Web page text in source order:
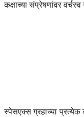
कक्षाच्या संप्रेषणांवर वर्चस्व
स्पेसएक्स ग्रहाच्या